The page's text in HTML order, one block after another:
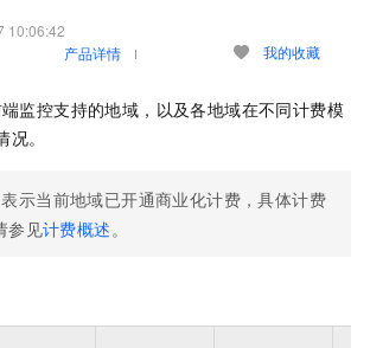
10:06:42
产品详情 我的收藏
监控支持的地域，以及各地域在不同计费模
。
表示当前地域已开通商业化计费，具体计费
参见计费概述 。